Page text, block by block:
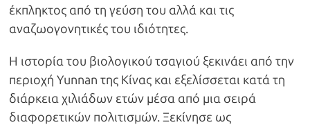
έκπληκτος από τη γεύση του αλλά και τις
αναζωογονητικές του ιδιότητες.
Η ιστορία του βιολογικού τσαγιού ξεκινάει από την
περιοχή Yunnan της Κίνας και εξελίσσεται κατά τη
διάρκεια χιλιάδων ετών μέσα από μια σειρά
διαφορετικών πολιτισμών. Ξεκίνησε ως